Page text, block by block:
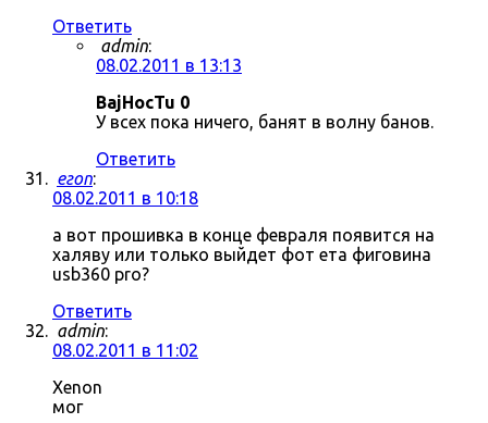
Ответить
admin:
08.02.2011 в 13:13
BajHocTu 0
У всех пока ничего, банят в волну банов.
Ответить
егоп:
08.02.2011 в 10:18
а вот прошивка в конце февраля появится на
халяву или только выйдет фот ета фиговина
usb360 pro?
Ответить
admin:
08.02.2011 в 11:02
Xenon
мог